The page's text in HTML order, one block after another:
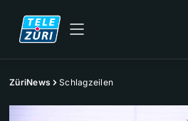
ZüriNews Schlagzeilen